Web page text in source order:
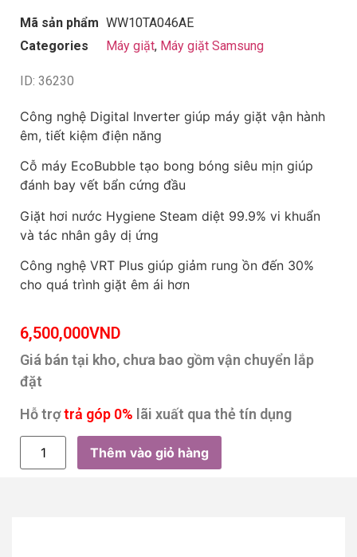
Mã sản phẩm WW10TA046AE
Categories
Máy giặt, Máy giặt Samsung
ID: 36230
Công nghệ Digital Inverter giúp máy giặt vận hành
êm, tiết kiệm điện năng
Cỗ máy EcoBubble tạo bong bóng siêu mịn giúp
đánh bay vết bẩn cứng đầu
Giặt hơi nước Hygiene Steam diệt 99.9% vi khuẩn
và tác nhân gây dị ứng
Công nghệ VRT Plus giúp giảm rung ồn đến 30%
cho quá trình giặt êm ái hơn
6,500,000VND
Giá bán tại kho, chưa bao gồm vận chuyển lắp
đặt
Hỗ trợtrả góp 0% lãi xuất qua thẻ tín dụng
Thêm vào giỏ hàng